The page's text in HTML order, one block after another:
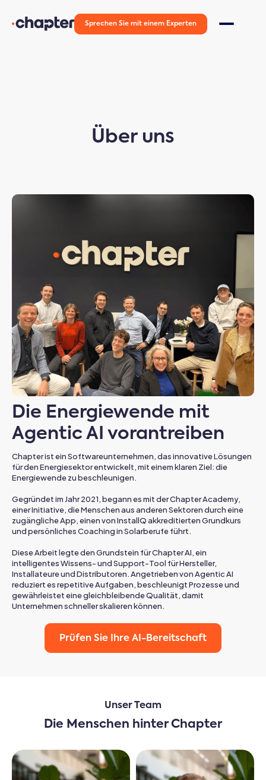
Sprechen Sie mit einem Experten
Über uns
Die Energiewende mit
Agentic AI vorantreiben
Chapter ist ein Softwareunternehmen, das innovative Lösungen
für den Energiesektor entwickelt, mit einem klaren Ziel: die
Energiewende zu beschleunigen.
Gegründet im Jahr 2021, begann es mit der Chapter Academy,
einer Initiative, die Menschen aus anderen Sektoren durch eine
zugängliche App, einen von InstallQ akkreditierten Grundkurs
und persönliches Coaching in Solarberufe führt.
Diese Arbeit legte den Grundstein für Chapter AI, ein
intelligentes Wissens- und Support-Tool für Hersteller,
Installateure und Distributoren. Angetrieben von Agentic AI
reduziert es repetitive Aufgaben, beschleunigt Prozesse und
gewährleistet eine gleichbleibende Qualität, damit
Unternehmen schneller skalieren können.
Prüfen Sie Ihre AI-Bereitschaft
Unser Team
Die Menschen hinter Chapter